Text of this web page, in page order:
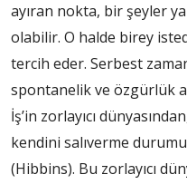
ayıran nokta, bir şeyler
olabilir. O halde birey
tercih eder. Serbest
spontanelik ve özgürlük
İş’in zorlayıcı
kendini salıverme
(Hibbins). Bu zorlayıcı